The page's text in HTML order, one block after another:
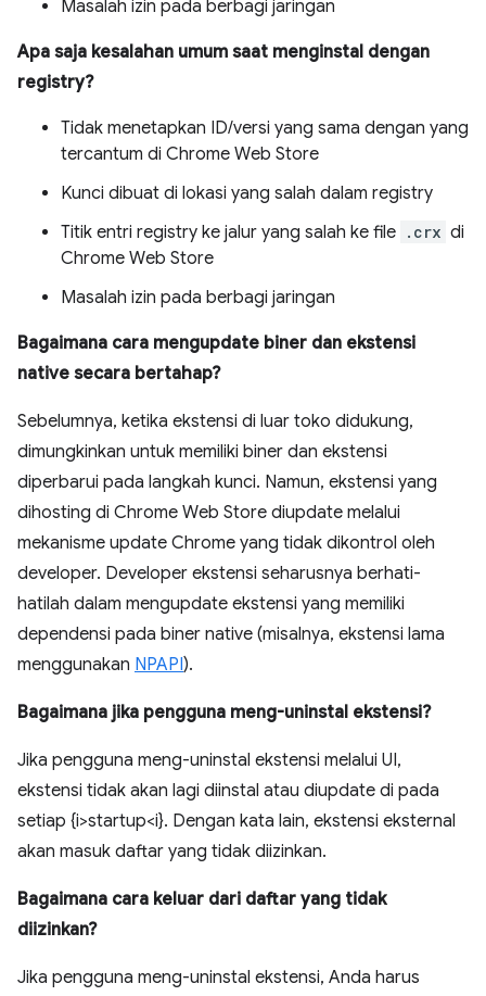
Masalah izin pada berbagi jaringan
Apa saja kesalahan umum saat menginstal dengan
registry?
Tidak menetapkan ID/versi yang sama dengan yang
tercantum di Chrome Web Store
Kunci dibuat di lokasi yang salah dalam registry
Titik entri registry ke jalur yang salah ke file .crx di
Chrome Web Store
Masalah izin pada berbagi jaringan
Bagaimana cara mengupdate biner dan ekstensi
native secara bertahap?
Sebelumnya, ketika ekstensi di luar toko didukung,
dimungkinkan untuk memiliki biner dan ekstensi
diperbarui pada langkah kunci. Namun, ekstensi yang
dihosting di Chrome Web Store diupdate melalui
mekanisme update Chrome yang tidak dikontrol oleh
developer. Developer ekstensi seharusnya berhati-
hatilah dalam mengupdate ekstensi yang memiliki
dependensi pada biner native (misalnya, ekstensi lama
menggunakan NPAPI).
Bagaimana jika pengguna meng-uninstal ekstensi?
Jika pengguna meng-uninstal ekstensi melalui UI,
ekstensi tidak akan lagi diinstal atau diupdate di pada
setiap {i>startup<i}. Dengan kata lain, ekstensi eksternal
akan masuk daftar yang tidak diizinkan.
Bagaimana cara keluar dari daftar yang tidak
diizinkan?
Jika pengguna meng-uninstal ekstensi, Anda harus